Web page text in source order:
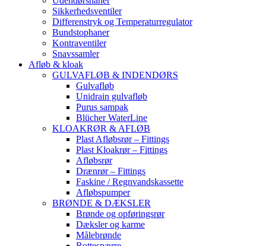
Sikkerhedsventiler
Differenstryk og Temperaturregulator
Bundstophaner
Kontraventiler
Snavssamler
Afløb & kloak
GULVAFLØB & INDENDØRS
Gulvafløb
Unidrain gulvafløb
Purus sampak
Blücher WaterLine
KLOAKRØR & AFLØB
Plast Afløbsrør – Fittings
Plast Kloakrør – Fittings
Afløbsrør
Drænrør – Fittings
Faskine / Regnvandskassette
Afløbspumper
BRØNDE & DÆKSLER
Brønde og opføringsrør
Dæksler og karme
Målebrønde